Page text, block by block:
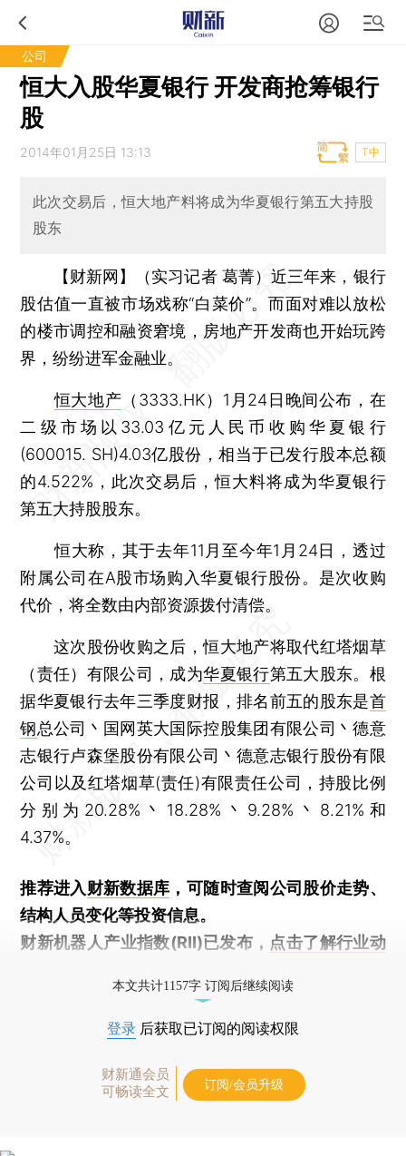
公司
恒大入股华夏银行 开发商抢筹银行
股
2014年01月25日 13:13 T中
此次交易后，恒大地产料将成为华夏银行第五大持股
股东
【财新网】（实习记者 葛菁）近三年来，银行
股估值一直被市场戏称“白菜价”。而面对难以放松
的楼市调控和融资窘境，房地产开发商也开始玩跨
界，纷纷进军金融业。
恒大地产 （3333.HK）1月24日晚间公布，在
二级市场以33.03亿元人民币收购华夏银行
(600015. SH)4.03亿股份，相当于已发行股本总额
的4.522%，此次交易后，恒大料将成为华夏银行
第五大持股股东。
恒大称，其于去年11月至今年1月24日，透过
附属公司在A股市场购入华夏银行股份。是次收购
代价，将全数由内部资源拨付清偿。
这次股份收购之后，恒大地产将取代红塔烟草
（责任）有限公司，成为华夏银行第五大股东。根
据华夏银行去年三季度财报，排名前五的股东是首
钢总公司丶国网英大国际控股集团有限公司丶德意
志银行卢森堡股份有限公司丶德意志银行股份有限
公司以及红塔烟草(责任)有限责任公司，持股比例
分别为20.28%丶18.28%丶9.28%丶8.21%和
4.37%。
推荐进入财新数据库 ，可随时查阅公司股价走势、
结构人员变化等投资信息。
财新机器人产业指数(RII)已发布， 点击了解行业动
本文共计1157字 订阅后继续阅读
登录 后获取已订阅的阅读权限
财新通会员
可畅读全文
订阅/会员升级